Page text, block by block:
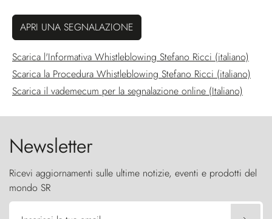
APRI UNA SEGNALAZIONE
Scarica l'Informativa Whistleblowing Stefano Ricci (italiano)
Scarica la Procedura Whistleblowing Stefano Ricci (italiano)
Scarica il vademecum per la segnalazione online (Italiano)
Newsletter
Ricevi aggiornamenti sulle ultime notizie, eventi e prodotti del
mondo SR